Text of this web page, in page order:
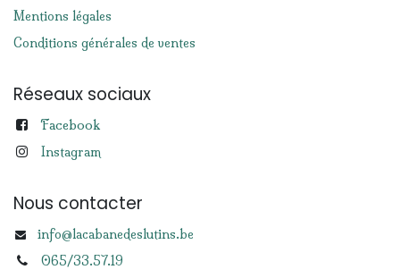
Mentions légales
Conditions générales de ventes
Réseaux sociaux
Facebook
Instagram
Nous contacter
info@lacabanedeslutins.be
065/33.57.19